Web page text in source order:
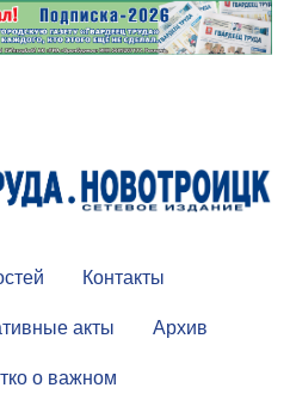
Контакты
акты
Архив
о важном